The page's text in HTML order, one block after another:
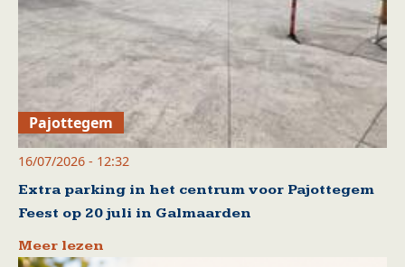
Pajottegem
16/07/2026 - 12:32
Extra parking in het centrum voor Pajottegem
Feest op 20 juli in Galmaarden
Meer lezen